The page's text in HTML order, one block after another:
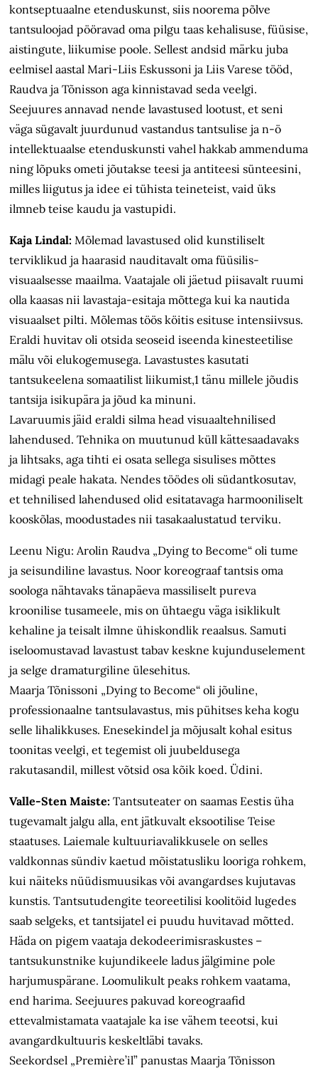
kontseptuaalne etenduskunst, siis noorema põlve
tantsuloojad pööravad oma pilgu taas kehalisuse, füüsise,
aistingute, liikumise poole. Sellest andsid märku juba
eelmisel aastal Mari-Liis Eskussoni ja Liis Varese tööd,
Raudva ja Tõnisson aga kinnistavad seda veelgi.
Seejuures annavad nende lavastused lootust, et seni
väga sügavalt juurdunud vastandus tantsulise ja n-ö
intellektuaalse etenduskunsti vahel hakkab ammenduma
ning lõpuks ometi jõutakse teesi ja antiteesi sünteesini,
milles liigutus ja idee ei tühista teineteist, vaid üks
ilmneb teise kaudu ja vastupidi.
Kaja Lindal: Mõlemad lavastused olid kunstiliselt
terviklikud ja haarasid nauditavalt oma füüsilis-
visuaalsesse maailma. Vaatajale oli jäetud piisavalt ruumi
olla kaasas nii lavastaja-esitaja mõttega kui ka nautida
visuaalset pilti. Mõlemas töös köitis esituse intensiivsus.
Eraldi huvitav oli otsida seoseid iseenda kinesteetilise
mälu või elukogemusega. Lavastustes kasutati
tantsukeelena somaatilist liikumist,1 tänu millele jõudis
tantsija isikupära ja jõud ka minuni.
Lavaruumis jäid eraldi silma head visuaaltehnilised
lahendused. Tehnika on muutunud küll kättesaadavaks
ja lihtsaks, aga tihti ei osata sellega sisulises mõttes
midagi peale hakata. Nendes töödes oli südantkosutav,
et tehnilised lahendused olid esitatavaga harmooniliselt
kooskõlas, moodustades nii tasakaalustatud terviku.
Leenu Nigu: Arolin Raudva „Dying to Become“ oli tume
ja seisundiline lavastus. Noor koreograaf tantsis oma
soologa nähtavaks tänapäeva massiliselt pureva
kroonilise tusameele, mis on ühtaegu väga isiklikult
kehaline ja teisalt ilmne ühiskondlik reaalsus. Samuti
iseloomustavad lavastust tabav keskne kujunduselement
ja selge dramaturgiline ülesehitus.
Maarja Tõnissoni „Dying to Become“ oli jõuline,
professionaalne tantsulavastus, mis pühitses keha kogu
selle lihalikkuses. Enesekindel ja mõjusalt kohal esitus
toonitas veelgi, et tegemist oli juubeldusega
rakutasandil, millest võtsid osa kõik koed. Üdini.
Valle-Sten Maiste: Tantsuteater on saamas Eestis üha
tugevamalt jalgu alla, ent jätkuvalt eksootilise Teise
staatuses. Laiemale kultuuriavalikkusele on selles
valdkonnas sündiv kaetud mõistatusliku looriga rohkem,
kui näiteks nüüdismuusikas või avangardses kujutavas
kunstis. Tantsutudengite teoreetilisi koolitöid lugedes
saab selgeks, et tantsijatel ei puudu huvitavad mõtted.
Häda on pigem vaataja dekodeerimisraskustes –
tantsukunstnike kujundikeele ladus jälgimine pole
harjumuspärane. Loomulikult peaks rohkem vaatama,
end harima. Seejuures pakuvad koreograafid
ettevalmistamata vaatajale ka ise vähem teeotsi, kui
avangardkultuuris keskeltläbi tavaks.
Seekordsel „Première’il” panustas Maarja Tõnisson